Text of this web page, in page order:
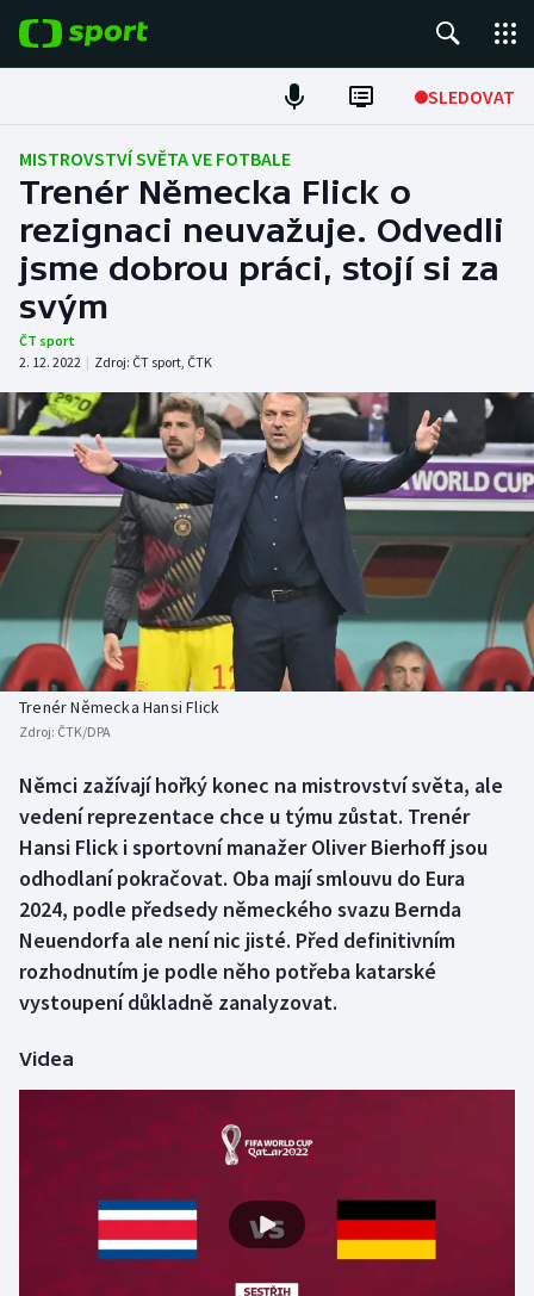
SLEDOVAT
Fotbal
Hokej
Tenis
Atletika
DALŠÍ SPORTY
Americký fotbal
Baseball a softbal
Basketbal
Biatlon
Boby a skeleton
Box
Curling
Florbal
Futsal
Golf
Jezdectví
NEPŘEHLÉDNĚTE
Soutěže
Historické návraty
Aplikace ČT sport
AZ kvíz
MISTROVSTVÍ SVĚTA VE FOTBALE
Trenér Německa Flick o
rezignaci neuvažuje. Odvedli
jsme dobrou práci, stojí si za
svým
ČT sport
2. 12. 2022 | Zdroj: ČT sport, ČTK
Trenér Německa Hansi Flick
Zdroj: ČTK/DPA
Němci zažívají hořký konec na mistrovství světa, ale
vedení reprezentace chce u týmu zůstat. Trenér
Hansi Flick i sportovní manažer Oliver Bierhoff jsou
odhodlaní pokračovat. Oba mají smlouvu do Eura
2024, podle předsedy německého svazu Bernda
Neuendorfa ale není nic jisté. Před definitivním
rozhodnutím je podle něho potřeba katarské
vystoupení důkladně zanalyzovat.
Videa